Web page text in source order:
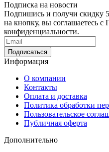
Подписка на новости
Подпишись и получи скидку
на кнопку, вы соглашаетесь с
конфиденциальности.
Информация
О компании
Контакты
Оплата и доставка
Политика обработки
Пользовательское
Публичная оферта
Дополнительно